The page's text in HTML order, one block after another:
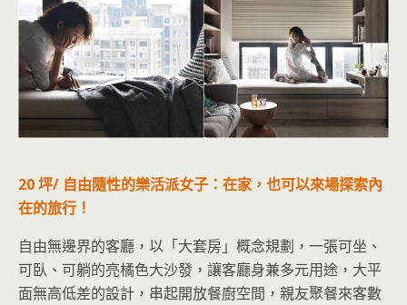
20 坪/ 自由隨性的樂活派女子：在家，也可以來場探索內
在的旅行！
自由無邊界的客廳，以「大套房」概念規劃，一張可坐、
可臥、可躺的亮橘色大沙發，讓客廳身兼多元用途，大平
面無高低差的設計，串起開放餐廚空間，親友聚餐來客數